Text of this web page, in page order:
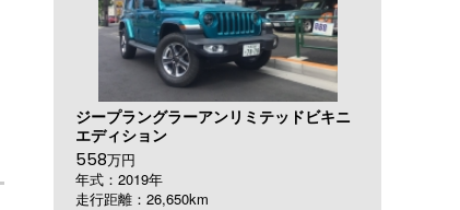
ジープラングラーアンリミテッドビキニ
エディション
558万円
年式：2019年
走行距離：26,650km